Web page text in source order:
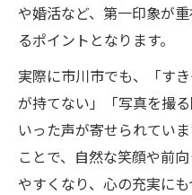
や婚活など、第一印象が
るポイントとなります。
実際に市川市でも、「す
が持てない」「写真を撮
いった声が寄せられてい
ことで、自然な笑顔や前
やすくなり、心の充実にも